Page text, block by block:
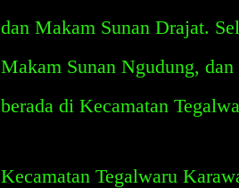
dan Makam Sunan Drajat.
Makam Sunan Ngudung,
berada di Kecamatan
Kecamatan Tegalwaru